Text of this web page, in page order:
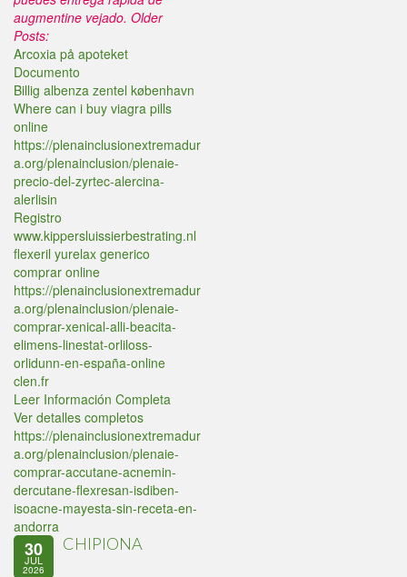
augmentine vejado. Older
Posts:
Arcoxia på apoteket
Documento
Billig albenza zentel københavn
Where can i buy viagra pills
online
https://plenainclusionextremadur
a.org/plenainclusion/plenaie-
precio-del-zyrtec-alercina-
alerlisin
Registro
www.kippersluissierbestrating.nl
flexeril yurelax generico
comprar online
https://plenainclusionextremadur
a.org/plenainclusion/plenaie-
comprar-xenical-alli-beacita-
elimens-linestat-orliloss-
orlidunn-en-españa-online
clen.fr
Leer Información Completa
Ver detalles completos
https://plenainclusionextremadur
a.org/plenainclusion/plenaie-
comprar-accutane-acnemin-
dercutane-flexresan-isdiben-
isoacne-mayesta-sin-receta-en-
andorra
30
JUL
2026
CHIPIONA